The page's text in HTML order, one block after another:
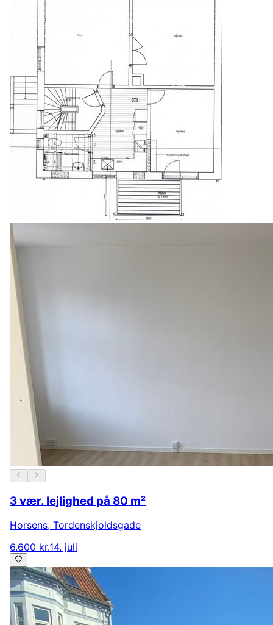
3 vær. lejlighed på 80 m²
Horsens, Tordenskjoldsgade
6.600 kr.14. juli